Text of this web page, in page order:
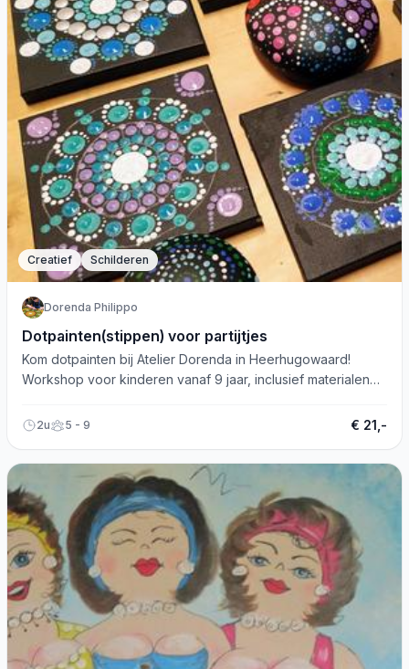
Creatief Schilderen
Dorenda Philippo
Dotpainten(stippen) voor partijtjes
Kom dotpainten bij Atelier Dorenda in Heerhugowaard!
Workshop voor kinderen vanaf 9 jaar, inclusief materialen
2u 5 - 9 € 21,-